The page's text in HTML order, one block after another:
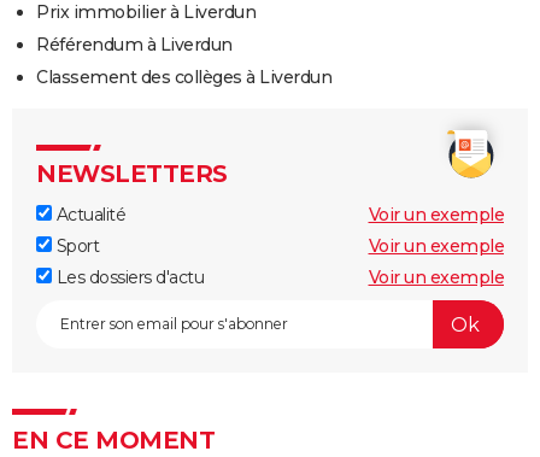
Prix immobilier à Liverdun
Référendum à Liverdun
Classement des collèges à Liverdun
NEWSLETTERS
Actualité
Voir un exemple
Sport
Voir un exemple
Les dossiers d'actu
Voir un exemple
EN CE MOMENT